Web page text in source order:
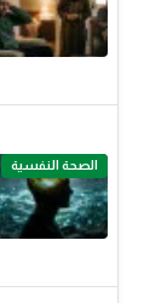
الصحة النفسية